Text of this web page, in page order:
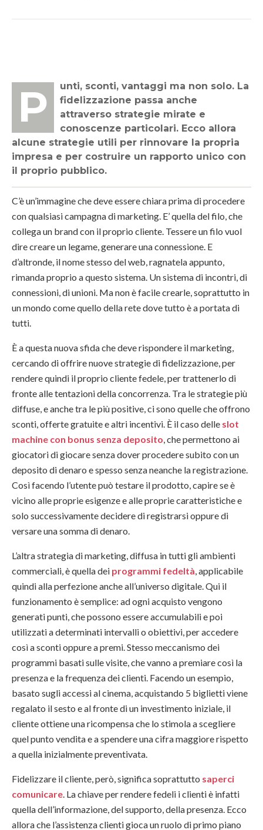
Punti, sconti, vantaggi ma non solo. La
fidelizzazione passa anche
attraverso strategie mirate e
conoscenze particolari. Ecco allora
alcune strategie utili per rinnovare la propria
impresa e per costruire un rapporto unico con
il proprio pubblico.
C’è un’immagine che deve essere chiara prima di procedere
con qualsiasi campagna di marketing. E’ quella del filo, che
collega un brand con il proprio cliente. Tessere un filo vuol
dire creare un legame, generare una connessione. E
d’altronde, il nome stesso del web, ragnatela appunto,
rimanda proprio a questo sistema. Un sistema di incontri, di
connessioni, di unioni. Ma non è facile crearle, soprattutto in
un mondo come quello della rete dove tutto è a portata di
tutti.
È a questa nuova sfida che deve rispondere il marketing,
cercando di offrire nuove strategie di fidelizzazione, per
rendere quindi il proprio cliente fedele, per trattenerlo di
fronte alle tentazioni della concorrenza. Tra le strategie più
diffuse, e anche tra le più positive, ci sono quelle che offrono
sconti, offerte gratuite e altri incentivi. È il caso delle slot
machine con bonus senza deposito , che permettono ai
giocatori di giocare senza dover procedere subito con un
deposito di denaro e spesso senza neanche la registrazione.
Così facendo l’utente può testare il prodotto, capire se è
vicino alle proprie esigenze e alle proprie caratteristiche e
solo successivamente decidere di registrarsi oppure di
versare una somma di denaro.
L’altra strategia di marketing, diffusa in tutti gli ambienti
commerciali, è quella dei programmi fedeltà , applicabile
quindi alla perfezione anche all’universo digitale. Qui il
funzionamento è semplice: ad ogni acquisto vengono
generati punti, che possono essere accumulabili e poi
utilizzati a determinati intervalli o obiettivi, per accedere
così a sconti oppure a premi. Stesso meccanismo dei
programmi basati sulle visite, che vanno a premiare così la
presenza e la frequenza dei clienti. Facendo un esempio,
basato sugli accessi al cinema, acquistando 5 biglietti viene
regalato il sesto e al fronte di un investimento iniziale, il
cliente ottiene una ricompensa che lo stimola a scegliere
quel punto vendita e a spendere una cifra maggiore rispetto
a quella inizialmente preventivata.
Fidelizzare il cliente, però, significa soprattutto saperci
comunicare . La chiave per rendere fedeli i clienti è infatti
quella dell’informazione, del supporto, della presenza. Ecco
allora che l’assistenza clienti gioca un ruolo di primo piano